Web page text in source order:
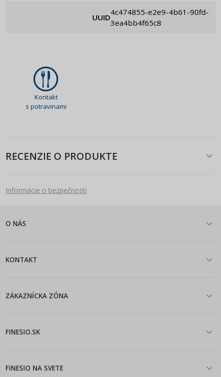
UUID
4c474855-e2e9-4b61-90fd-
3ea4bb4f65c8
Kontakt
s potravinami
RECENZIE O PRODUKTE
Informácie o bezpečnosti
O NÁS
KONTAKT
ZÁKAZNÍCKA ZÓNA
FINESIO.SK
FINESIO NA SVETE